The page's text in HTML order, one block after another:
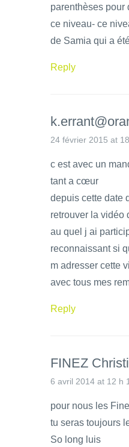
parenthèses pour
ce niveau- ce
de Samia qui a
Reply
24 février 2015 at
c est avec un
tant a cœur
depuis cette date
retrouver la vidéo
au quel j ai
reconnaissant si
m adresser cette
avec tous mes
Reply
FINEZ
6 avril 2014 at 12 h
pour nous les
tu seras toujours
So long luis